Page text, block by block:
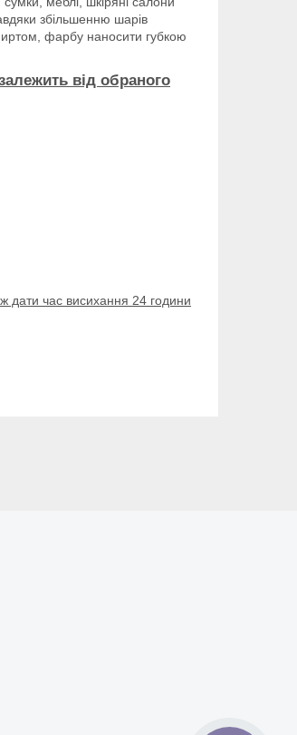
збільшенню шарів
фарбу наносити губкою
від обраного
дати час висихання 24 години